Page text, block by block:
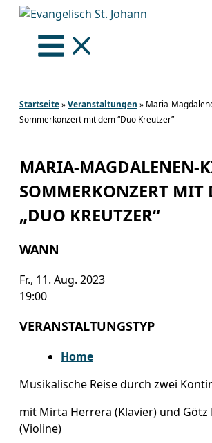
Zum
springen
Startseite»Veranstaltungen » Maria-
Sommerkonzert mit dem “Duo Kreutzer”
MARIA-MAGDALENEN-
SOMMERKONZERT MIT
„DUO KREUTZER“
WANN
Fr., 11. Aug. 2023
19:00
VERANSTALTUNGSTYP
Home
Musikalische Reise durch zwei
mit Mirta Herrera (Klavier) und
(Violine)